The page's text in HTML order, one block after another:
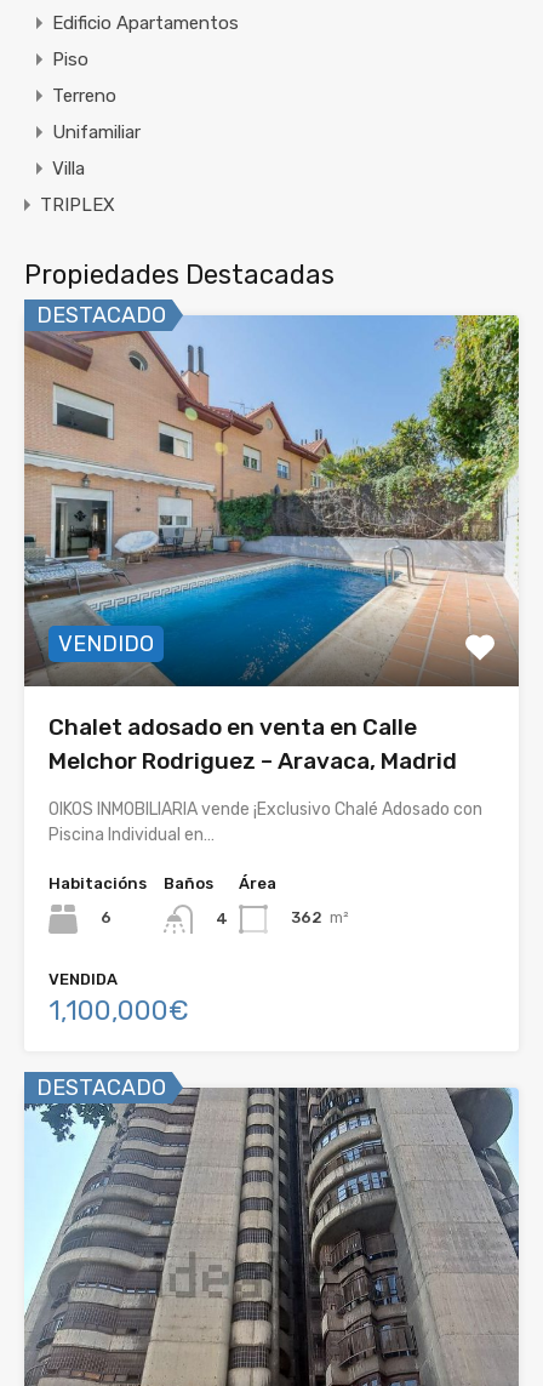
Edificio Apartamentos
Piso
Terreno
Unifamiliar
Villa
TRIPLEX
Propiedades Destacadas
DESTACADO
VENDIDO
Chalet adosado en venta en Calle
Melchor Rodriguez – Aravaca, Madrid
OIKOS INMOBILIARIA vende ¡Exclusivo Chalé Adosado con
Piscina Individual en…
Habitacións
6
Baños
4
Área
362 m²
VENDIDA
1,100,000€
DESTACADO